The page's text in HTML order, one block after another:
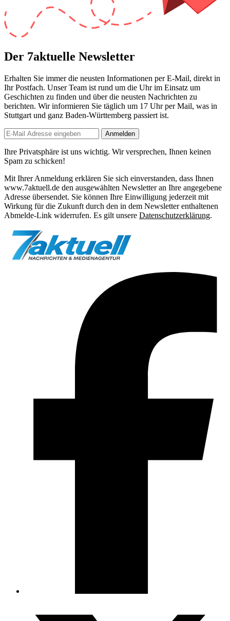
Der 7aktuelle Newsletter
Erhalten Sie immer die neusten Informationen per E-Mail, direkt in
Ihr Postfach. Unser Team ist rund um die Uhrim Einsatz um
Geschichten zu finden und über die neusten Nachrichten zu
berichten. Wir informieren Sie täglich um 17 Uhrper Mail, was in
Stuttgart und ganz Baden-Württemberg passiert ist.
Anmelden
Ihre Privatsphäre ist uns wichtig. Wir versprechen, Ihnen keinen
Spam zu schicken!
Mit Ihrer Anmeldung erklären Sie sich einverstanden, dass Ihnen
www.7aktuell.de den ausgewählten Newsletter an Ihre angegebene
Adresse übersendet. Sie können Ihre Einwilligung jederzeit mit
Wirkung für die Zukunft durch den in dem Newsletter enthaltenen
Abmelde-Link widerrufen. Es gilt unsere Datenschutzerklärung.